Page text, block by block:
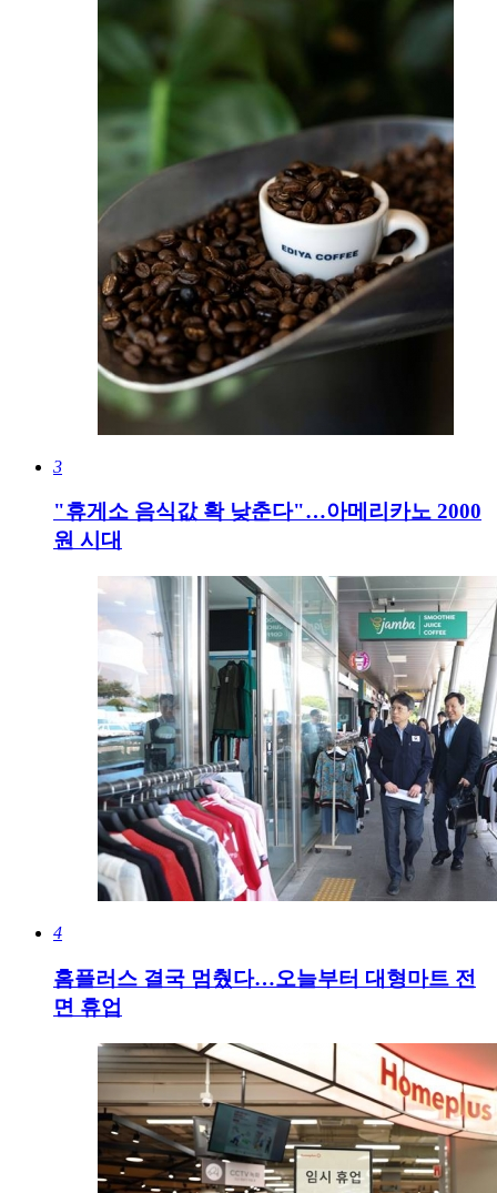
3
"휴게소 음식값 확 낮춘다"…아메리카노 2000
원 시대
4
홈플러스 결국 멈췄다…오늘부터 대형마트 전
면 휴업